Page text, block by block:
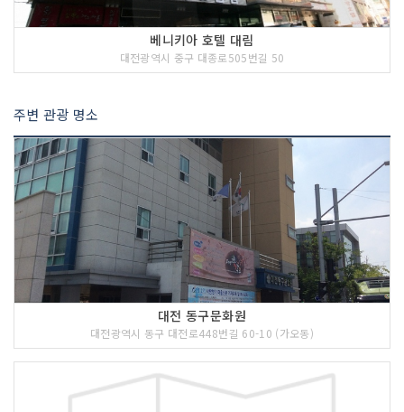
베니키아 호텔 대림
대전광역시 중구 대종로505번길 50
주변 관광 명소
대전 동구문화원
대전광역시 동구 대전로448번길 60-10 (가오동)